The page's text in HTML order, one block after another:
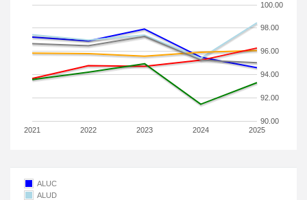
2021 2022 2023 2024 2025
90.00
92.00
94.00
96.00
98.00
100.00
ALUC
ALUD